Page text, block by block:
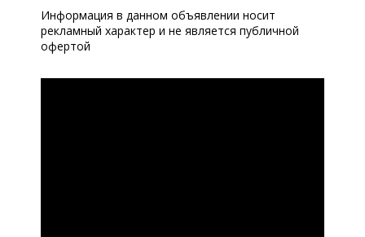
Информация в данном объявлении носит
рекламный характер и не является публичной
офертой